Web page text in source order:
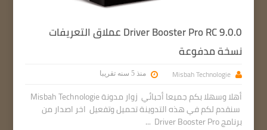
Driver Booster Pro RC 9.0.0 عملاق التعريفات
نسخة مدفوعة
Misbah Technologie منذ 5 سنه تقريبا
أهلا وسهلا بكم جميعا أحبائي زوار مدونة Misbah Technologie
سنقدم لكم في هذه التدوينة تحميل وتفعيل اخر اصدار من
برنامج Driver Booster Pro ...